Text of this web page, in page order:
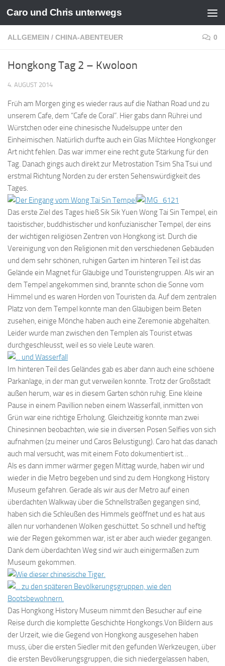
Zum Inhalt springen
Caro und Chris unterwegs
ALLGEMEIN / CHINA-ABENTEUER 0
Hongkong Tag 2 – Kwoloon
4. AUGUST 2014
Früh am Morgen ging es wieder raus auf die Nathan Road und zu
unserem Cafe, dem “Cafe de Coral”. Hier gabs dann Rührei und
Würstchen oder eine chinesische Nudelsuppe unter den
Einheimischen. Natürlich durfte auch ein Glas Milchtee Hongkonger
Art nicht fehlen. Das war immer eine recht gute Stärkung für den
Tag. Danach gings auch direkt zur Metrostation Tsim Sha Tsui und
erstmal Richtung Norden zu der ersten Sehenswürdigkeit des
Tages.
Das erste Ziel des Tages hieß Sik Sik Yuen Wong Tai Sin Tempel, ein
taoistischer, buddhistischer und konfuzianischer Tempel, der eins
der wichtigen religiösen Zentren von Hongkong ist. Durch die
Vereinigung von den Religionen mit den verschiedenen Gebäuden
und dem sehr schönen, ruhigen Garten im hinteren Teil ist das
Gelände ein Magnet für Gläubige und Touristengruppen. Als wir an
dem Tempel angekommen sind, brannte schon die Sonne vom
Himmel und es waren Horden von Touristen da. Auf dem zentralen
Platz von dem Tempel konnte man den Gläubigen beim Beten
zusehen, einige Mönche haben auch eine Zeremonie abgehalten.
Leider wurde man zwischen den Templen als Tourist etwas
durchgeschleusst, weil es so viele Leute waren.
Im hinteren Teil des Geländes gab es aber dann auch eine schöene
Parkanlage, in der man gut verweilen konnte. Trotz der Großstadt
außen herum, war es in diesem Garten schön ruhig. Eine kleine
Pause in einem Pavillion neben einem Wasserfall, inmitten von
Grün war eine richtige Erholung. Gleichzeitig konnte man zwei
Chinesinnen beobachten, wie sie in diversen Posen Selfies von sich
aufnahmen (zu meiner und Caros Belustigung). Caro hat das danach
auch mal versucht, was mit einem Foto dokumentiert ist…
Als es dann immer wärmer gegen Mittag wurde, haben wir und
wieder in die Metro begeben und sind zu dem Hongkong History
Museum gefahren. Gerade als wir aus der Metro auf einen
überdachten Walkway über die Schnellstraßen gegangen sind,
haben sich die Schleußen des Himmels geöffnet und es hat aus
allen nur vorhandenen Wolken geschüttet. So schnell und heftig
wie der Regen gekommen war, ist er aber auch wieder gegangen.
Dank dem überdachten Weg sind wir auch einigermaßen zum
Museum gekommen.
Das Hongkong History Museum nimmt den Besucher auf eine
Reise durch die komplette Geschichte Hongkongs.Von Bildern aus
der Urzeit, wie die Gegend von Hongkong ausgesehen haben
muss, über die ersten Siedler mit den gefunden Werkzeugen, über
die ersten Bevölkerungsgruppen, die sich niedergelassen haben,